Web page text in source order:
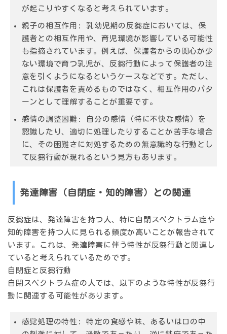
が起こりやすくなると考えられています。
親子の相互作用 : 乳幼児期の反芻症においては、保
護者との相互作用や、育児環境が影響している可能性
も指摘されています。例えば、保護者からの関心が少
ない環境で育つ乳児が、反芻行動によって保護者の注
意を引くようになるというケースなどです。ただし、
これは保護者を責めるものではなく、相互作用のパタ
ーンとして理解することが重要です。
感情の調整困難 : 自分の感情（特に不快な感情）を
認識したり、適切に処理したりすることが苦手な場合
に、その困難さに対処するための無意識的な行動とし
て反芻行動が現れるという見方もあります。
発達障害（自閉症・知的障害）との関連
反芻症は、 発達障害を持つ人 、特に自閉スペクトラム症や
知的障害を持つ人に見られる頻度が高いことが報告されて
います。これは、発達障害に伴う特性が反芻行動と関連し
ていると考えられているためです。
自閉症と反芻行動
自閉スペクトラム症の人では、以下のような特性が反芻行
動に関連する可能性があります。
感覚処理の特性 : 特定の食感や味、あるいは口の中